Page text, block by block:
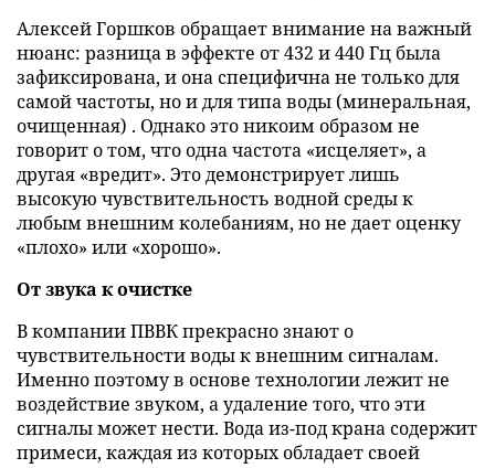
Алексей Горшков обращает внимание на важный
нюанс: разница в эффекте от 432 и 440 Гц была
зафиксирована, и она специфична не только для
самой частоты, но и для типа воды (минеральная,
очищенная) . Однако это никоим образом не
говорит о том, что одна частота «исцеляет», а
другая «вредит». Это демонстрирует лишь
высокую чувствительность водной среды к
любым внешним колебаниям, но не дает оценку
«плохо» или «хорошо».
От звука к очистке
В компании ПВВК прекрасно знают о
чувствительности воды к внешним сигналам.
Именно поэтому в основе технологии лежит не
воздействие звуком, а удаление того, что эти
сигналы может нести. Вода из-под крана содержит
примеси, каждая из которых обладает своей